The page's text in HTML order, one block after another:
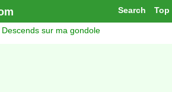
Top
Search
Descends sur ma gondole